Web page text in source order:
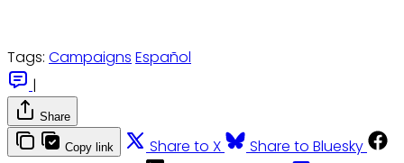
Tags: Campaigns Español
|
Share
Copy link Share to X
Share to Bluesky